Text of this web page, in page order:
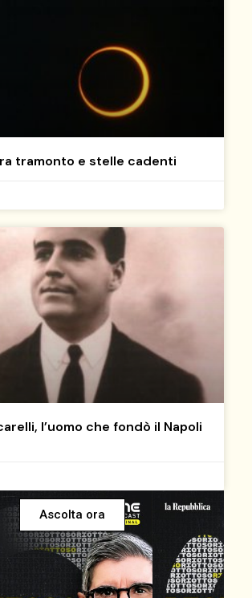
tramonto e stelle cadenti
l’uomo che fondò il Napoli
Ascolta ora